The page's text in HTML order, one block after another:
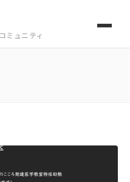
ミュニティ